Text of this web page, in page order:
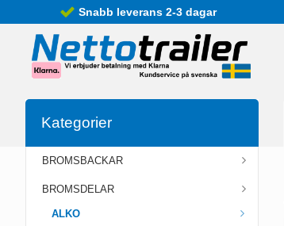
Snabb leverans 2-3 dagar
Kategorier
BROMSBACKAR
BROMSDELAR
ALKO